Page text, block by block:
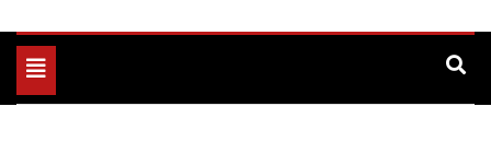
Toggle
navigation